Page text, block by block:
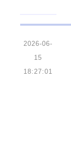
2026-06-
15
18:27:01